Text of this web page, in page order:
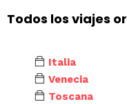
Todos los viajes
Italia
Venecia
Toscana